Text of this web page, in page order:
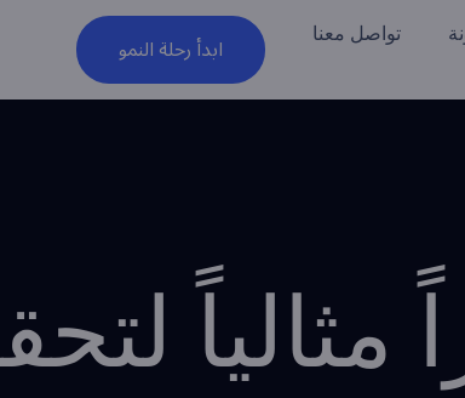
تواصل معنا ابدأ رحلة النمو
مثالياً